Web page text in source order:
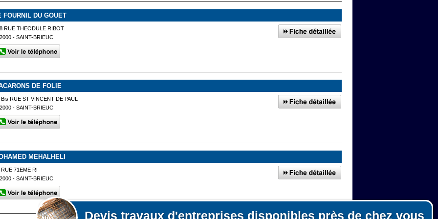
Devis travaux d'entreprises disponibles près de chez vous
FOURNIL DU GOUET
RUE THEODULE RIBOT
- SAINT-BRIEUC
DE FOLIE
Bis RUE ST VINCENT DE PAUL
- SAINT-BRIEUC
MEHALHELI
RUE 71EME RI
- SAINT-BRIEUC